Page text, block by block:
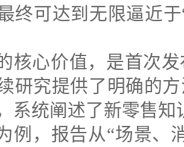
终可达到无限逼近
核心价值，是首次
研究提供了明确的
系统阐述了新零售知
例，报告从“场景、